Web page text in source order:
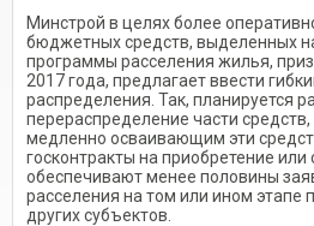
Минстрой в целях более
бюджетных средств, выделенных
программы расселения жилья,
2017 года, предлагает ввести
распределения. Так, планируется
перераспределение части
медленно осваивающим эти
госконтракты на приобретение или
обеспечивают менее половины
расселения на том или ином этапе
других субъектов.